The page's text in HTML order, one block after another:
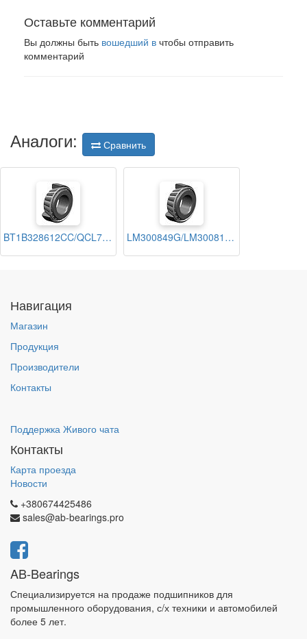
Оставьте комментарий
Вы должны быть вошедший в чтобы отправить
комментарий
Аналоги: Сравнить
BT1B328612CC/QCL7C SKF LM300849G/LM300811G KBC
Навигация
Магазин
Продукция
Производители
Контакты
Поддержка Живого чата
Контакты
Карта проезда
Новости
+380674425486
sales@ab-bearings.pro
AB-Bearings
Специализируется на продаже подшипников для
промышленного оборудования, с/х техники и автомобилей
более 5 лет.